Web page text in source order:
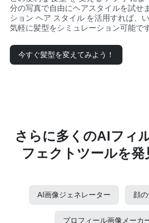
分の写真で自由にヘアスタイルを試せ
ション ヘア スタイル を活用すれば、
気軽に髪型をシミュレーション可能です
今すぐ髪型を変えてみよう！
さらに多くのAIフィ
フェクトツールを発
AI画像ジェネレーター 顔
プロフィール画像メーカ